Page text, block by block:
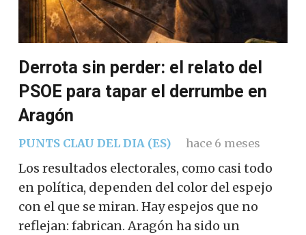
Derrota sin perder: el relato del
PSOE para tapar el derrumbe en
Aragón
PUNTS CLAU DEL DIA (ES) hace 6 meses
Los resultados electorales, como casi todo
en política, dependen del color del espejo
con el que se miran. Hay espejos que no
reflejan: fabrican. Aragón ha sido un